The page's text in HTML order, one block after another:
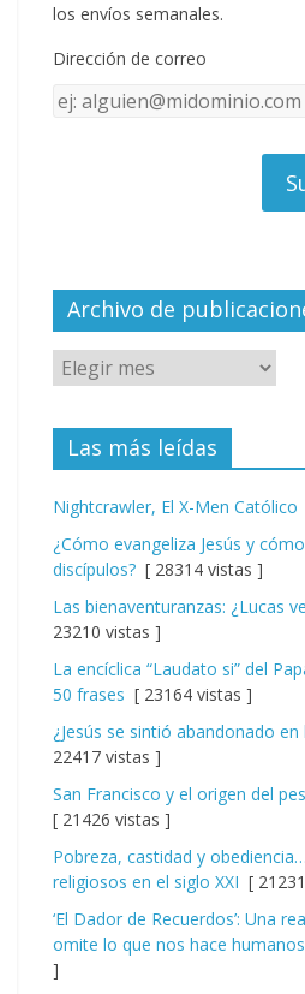
o
k e
C
el
los envíos semanales.
Dirección de correo
Dirección
Archivo de
Las más leídas
Nightcrawler, El X-Men Católico
¿Cómo evangeliza Jesús y
discípulos? [ 28314 vistas ]
Las bienaventuranzas: ¿Lucas
23210 vistas ]
La encíclica “Laudato si” del
50 frases [ 23164 vistas ]
¿Jesús se sintió abandonado en
22417 vistas ]
San Francisco y el origen del
[ 21426 vistas ]
Pobreza, castidad y
religiosos en el siglo XXI [
‘El Dador de Recuerdos’: Una
omite lo que nos hace humanos
]